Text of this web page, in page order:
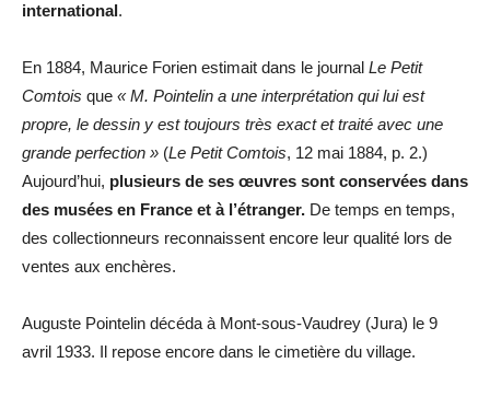
international.
En 1884, Maurice Forien estimait dans le journal Le Petit
Comtois que « M. Pointelin a une interprétation qui lui est
propre, le dessin y est toujours très exact et traité avec une
grande perfection » (Le Petit Comtois, 12 mai 1884, p. 2.)
Aujourd’hui, plusieurs de ses œuvres sont conservées dans
des musées en France et à l’étranger. De temps en temps,
des collectionneurs reconnaissent encore leur qualité lors de
ventes aux enchères.
Auguste Pointelin décéda à Mont-sous-Vaudrey (Jura) le 9
avril 1933. Il repose encore dans le cimetière du village.